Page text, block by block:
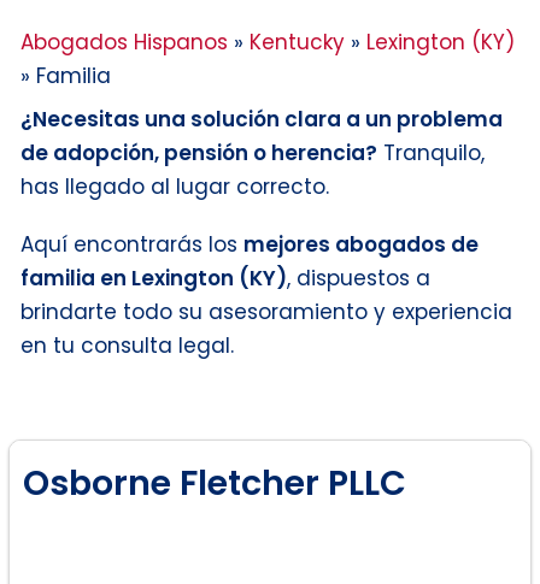
Abogados Hispanos » Kentucky » Lexington (KY)
» Familia
¿Necesitas una solución clara a un problema
de adopción, pensión o herencia? Tranquilo,
has llegado al lugar correcto.
Aquí encontrarás los mejores abogados de
familia en Lexington (KY), dispuestos a
brindarte todo su asesoramiento y experiencia
en tu consulta legal.
Osborne Fletcher PLLC